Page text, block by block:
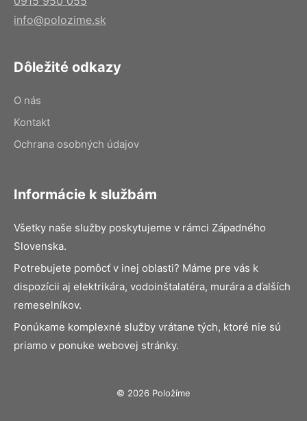
info@polozime.sk
Dôležité odkazy
O nás
Kontakt
Ochrana osobných údajov
Informácie k službám
Všetky naše služby poskytujeme v rámci Západného
Slovenska.
Potrebujete pomôcť v inej oblasti? Máme pre vás k
dispozícii aj elektrikára, vodoinštalatéra, murára a ďalších
remeselníkov.
Ponúkame komplexné služby vrátane tých, ktoré nie sú
priamo v ponuke webovej stránky.
© 2026 Položíme